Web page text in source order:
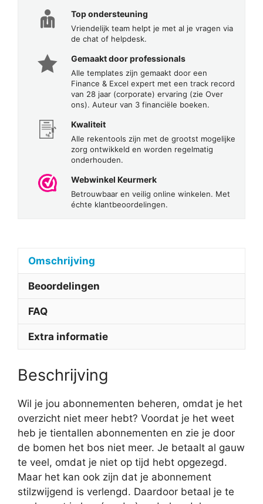
Top ondersteuning
Vriendelijk team helpt je met al je vragen via
de chat of helpdesk.
Gemaakt door professionals
Alle templates zijn gemaakt door een
Finance & Excel expert met een track record
van 28 jaar (corporate) ervaring (zie Over
ons). Auteur van 3 financiële boeken.
Kwaliteit
Alle rekentools zijn met de grootst mogelijke
zorg ontwikkeld en worden regelmatig
onderhouden.
Webwinkel Keurmerk
Betrouwbaar en veilig online winkelen. Met
échte klantbeoordelingen.
Omschrijving
Beoordelingen
FAQ
Extra informatie
Beschrijving
Wil je jou abonnementen beheren, omdat je het
overzicht niet meer hebt? Voordat je het weet
heb je tientallen abonnementen en zie je door
de bomen het bos niet meer. Je betaalt al gauw
te veel, omdat je niet op tijd hebt opgezegd.
Maar het kan ook zijn dat je abonnement
stilzwijgend is verlengd. Daardoor betaal je te